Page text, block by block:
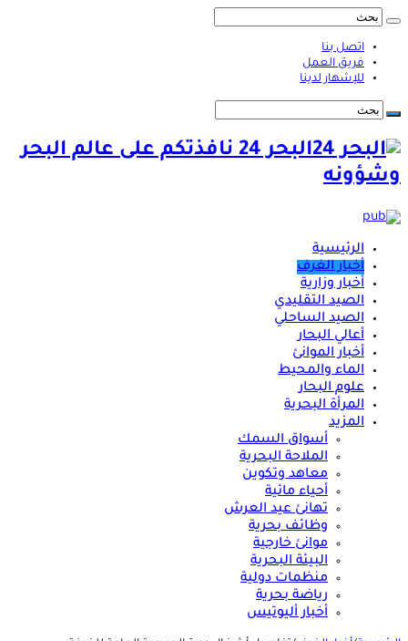
اتصل بنا
فريق العمل
للإشهار لدينا
البحر 24 نافذتكم على عالم البحر
وشؤونه
الرئيسية
أخبار الغرف
أخبار وزارية
الصيد التقليدي
الصيد الساحلي
أعالي البحار
أخبار الموانئ
الماء والمحيط
علوم البحار
المرأة البحرية
المزيد
أسواق السمك
الملاحة البحرية
معاهد وتكوين
أحياء مائية
تهانئ عيد العرش
وظائف بحرية
موانئ خارجية
البيئة البحرية
منظمات دولية
رياضة بحرية
أخبار أليوتيس